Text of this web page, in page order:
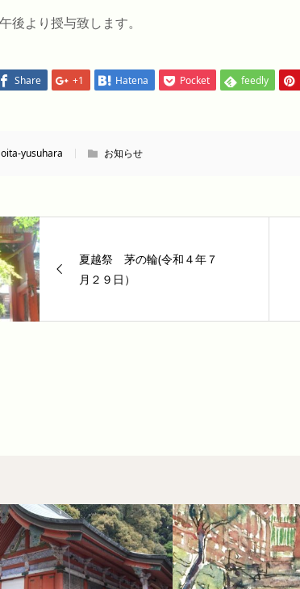
後より授与致します。
Share +1 Hatena Pocket feedly
oita-yusuhara お知らせ
夏越祭 茅の輪(令和４年７
月２９日）